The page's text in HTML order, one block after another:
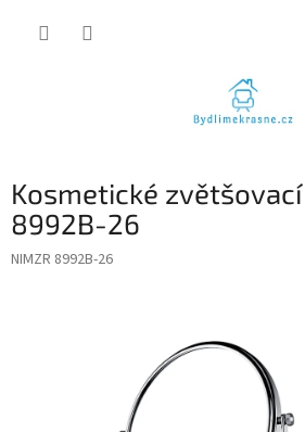
Kosmetické
8992B-26
NIMZR 8992B-26